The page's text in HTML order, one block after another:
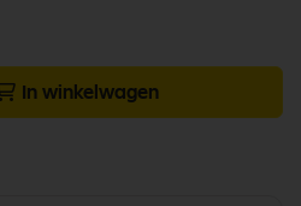
In winkelwagen